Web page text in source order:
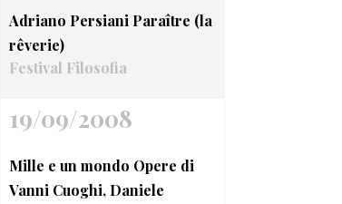
Adriano Persiani Paraître (la
rêverie)
Festival Filosofia
19/09/2008
Mille e un mondo Opere di
Vanni Cuoghi, Daniele